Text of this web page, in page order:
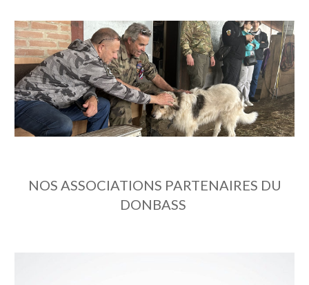
NOS ASSOCIATIONS PARTENAIRES DU
DONBASS